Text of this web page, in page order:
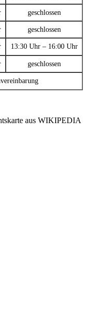
geschlossen
geschlossen
13:30 Uhr – 16:00 Uhr
geschlossen